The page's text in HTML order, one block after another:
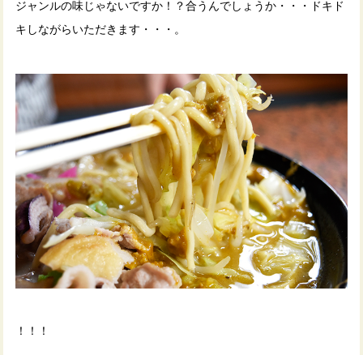
ジャンルの味じゃないですか！？合うんでしょうか・・・ドキド
キしながらいただきます・・・。
！！！